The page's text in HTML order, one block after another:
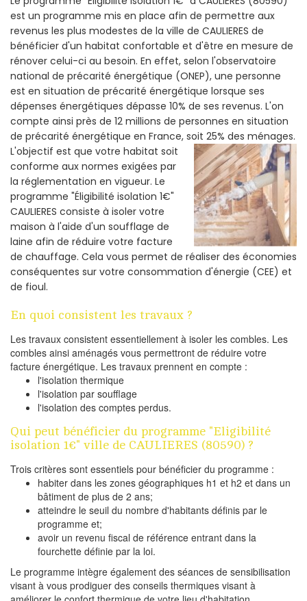
est un programme mis en place afin de permettre aux
revenus les plus modestes de la ville de CAULIERES de
bénéficier d'un habitat confortable et d'être en mesure de
rénover celui-ci au besoin. En effet, selon l'observatoire
national de précarité énergétique (ONEP), une personne
est en situation de précarité énergétique lorsque ses
dépenses énergétiques dépasse 10% de ses revenus. L'on
compte ainsi près de 12 millions de personnes en situation
de précarité énergétique en France, soit 25% des ménages.
L'objectif est que votre habitat soit
conforme aux normes exigées par
la réglementation en vigueur. Le
programme "Éligibilité isolation 1€"
CAULIERES consiste à isoler votre
maison à l'aide d'un soufflage de
laine afin de réduire votre facture
de chauffage. Cela vous permet de réaliser des économies
conséquentes sur votre consommation d'énergie (CEE) et
de fioul.
En quoi consistent les travaux ?
Les travaux consistent essentiellement à isoler les combles. Les
combles ainsi aménagés vous permettront de réduire votre
facture énergétique. Les travaux prennent en compte :
l'isolation thermique
l'isolation par soufflage
l'isolation des comptes perdus.
Qui peut bénéficier du programme "Eligibilité
isolation 1€" ville de CAULIERES (80590) ?
Trois critères sont essentiels pour bénéficier du programme :
habiter dans les zones géographiques h1 et h2 et dans un
bâtiment de plus de 2 ans;
atteindre le seuil du nombre d'habitants définis par le
programme et;
avoir un revenu fiscal de référence entrant dans la
fourchette définie par la loi.
Le programme intègre également des séances de sensibilisation
visant à vous prodiguer des conseils thermiques visant à